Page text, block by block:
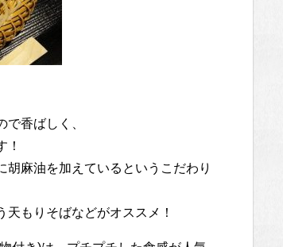
香ばしく、
！
麻油を加えているというこだわり
もりそばなどがオススメ！